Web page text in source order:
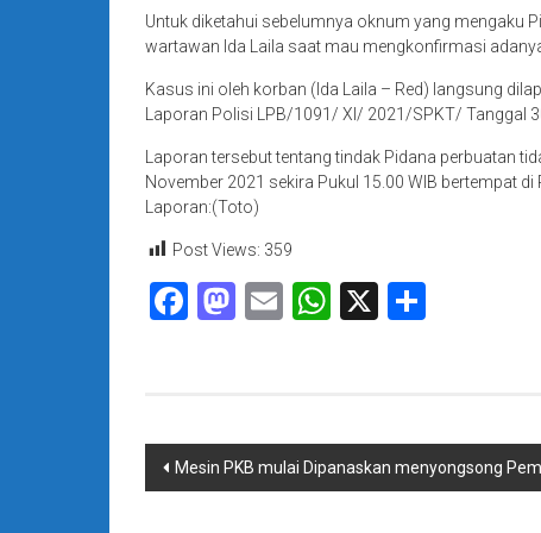
Untuk diketahui sebelumnya oknum yang mengaku
wartawan Ida Laila saat mau mengkonfirmasi
Kasus ini oleh korban (Ida Laila – Red) langsung
Laporan Polisi LPB/1091/ XI/ 2021/SPKT/ Tanggal
Laporan tersebut tentang tindak Pidana perbuatan
November 2021 sekira Pukul 15.00 WIB bertempat
Laporan:(Toto)
Post Views: 359
Facebook
Mastodon
EmailWhatsApp
X
Navigasi
Mesin PKB mulai Dipanaskan menyongsong